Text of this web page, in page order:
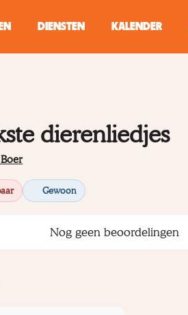
DIENSTEN KALENDER
dierenliedjes
Gewoon
Nog geen beoordelingen